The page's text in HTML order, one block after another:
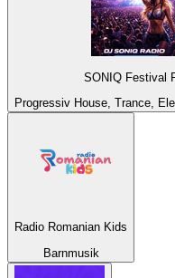
SONIQ Festival
Progressiv House, Trance,
Radio Romanian Kids
Barnmusik